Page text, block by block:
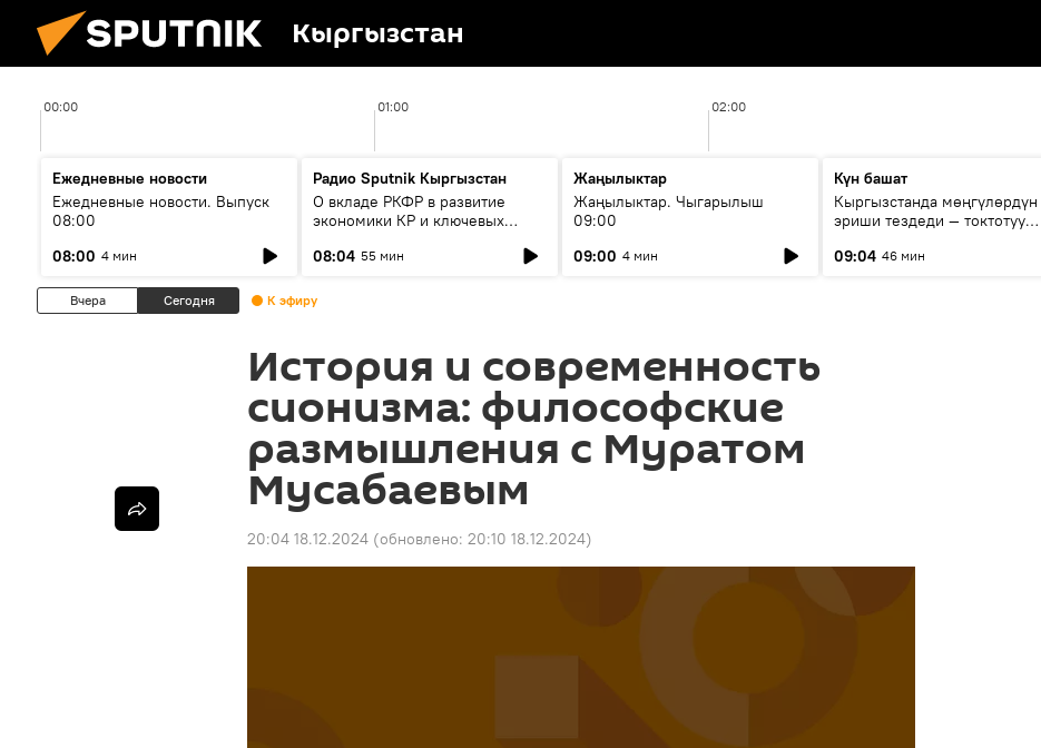
Кыргызстан
00:00 01:00 02:00
Ежедневные новости
Ежедневные новости. Выпуск
08:00
08:00 4 мин
Радио Sputnik Кыргызстан
О вкладе РКФР в развитие
экономики КР и ключевых
08:04 55 мин
Жаңылыктар
Жаңылыктар. Чыгарылыш
09:00
09:00 4 мин
Күн башат
Кыргызстанда мөңгүлөрдүн
эриши тездеди — токтотуу
09:04 46 мин
Вчера Сегодня К эфиру
История и современность
сионизма: философские
размышления с Муратом
Мусабаевым
20:04 18.12.2024 (обновлено: 20:10 18.12.2024)